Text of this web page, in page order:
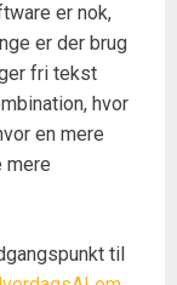
er nok,
er der brug
fri tekst
hvor
en mere
mere
til